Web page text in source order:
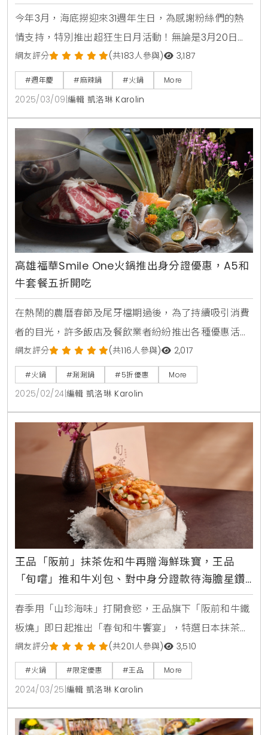
今年3月，海底撈迎來31週年生日，為感謝粉絲們的熱
情支持，特別推出超狂生日月活動！無論是3月20日的
全台門市生日派對，還是壽星專屬禮包、買一送一優
惠，都讓撈粉們期待值爆表。還記得1994年，海底撈從
四川一家4張桌子的小火鍋店，發展成國際知名品牌，
靠的就是新鮮食材與貼心服務。現在，全台撈粉們準備
好一起切蛋糕、唱生日歌，為海底撈慶生。如果你是3
月壽星，千萬別錯過海底撈的生日月福利！即日起至3
月31日，
網友評分 (共183人參與) 3,187
#週年慶 #麻辣鍋 #火鍋 More
2025/03/09 編輯 凱洛琳 Karolin
高雄福華Smile One火鍋推出身分證優惠，A5和
牛套餐五折開吃
在熱鬧的農曆春節及尾牙檔期過後，為了持續吸引消費
者的目光，許多飯店及餐飲業者紛紛推出各種優惠活
動，以提升整體的消費熱度。高雄福華大飯店的頂樓餐
廳Smile One精緻涮涮鍋也不例外，特別推出了「身分
證對對碰」的優惠活動，讓食客們能夠享受到高達五折
的A5日本和牛套餐，現省金額可達$1,480元，這無疑是
吸引饕客的絕佳機會。▲圖片來源：高雄福華大飯店
Smile One精緻涮涮鍋 / 「身分證對對碰」的
網友評分 (共116人參與) 2,017
#火鍋 #涮涮鍋 #5折優惠 More
2025/02/24 編輯 凱洛琳 Karolin
王品「阪前」抹茶佐和牛再贈海鮮珠寶，王品
「旬嚐」推和牛刈包、對中身分證款待海膽星鑽
壽司
春季用「山珍海味」打開食慾，王品旗下「阪前和牛鐵
板燒」即日起推出「春旬和牛饗宴」，特選日本抹茶入
菜，結合奢華和牛、龍蝦二吃，帶來獨特春意的鐵板燒
盛宴。此外，4/30前，平日到店消費套餐，於社群發表
評論或打卡，即贈價值680元的「海鮮珠寶盒」1份。精
品火鍋「旬嚐」同步推出春季限定「甜蝦梅酒山藥細
麵」、「和牛刈包」、「鰤魚珠寶盒」等精緻菜色，
網友評分 (共201人參與) 3,510
#火鍋 #限定優惠 #王品 More
2024/03/25 編輯 凱洛琳 Karolin